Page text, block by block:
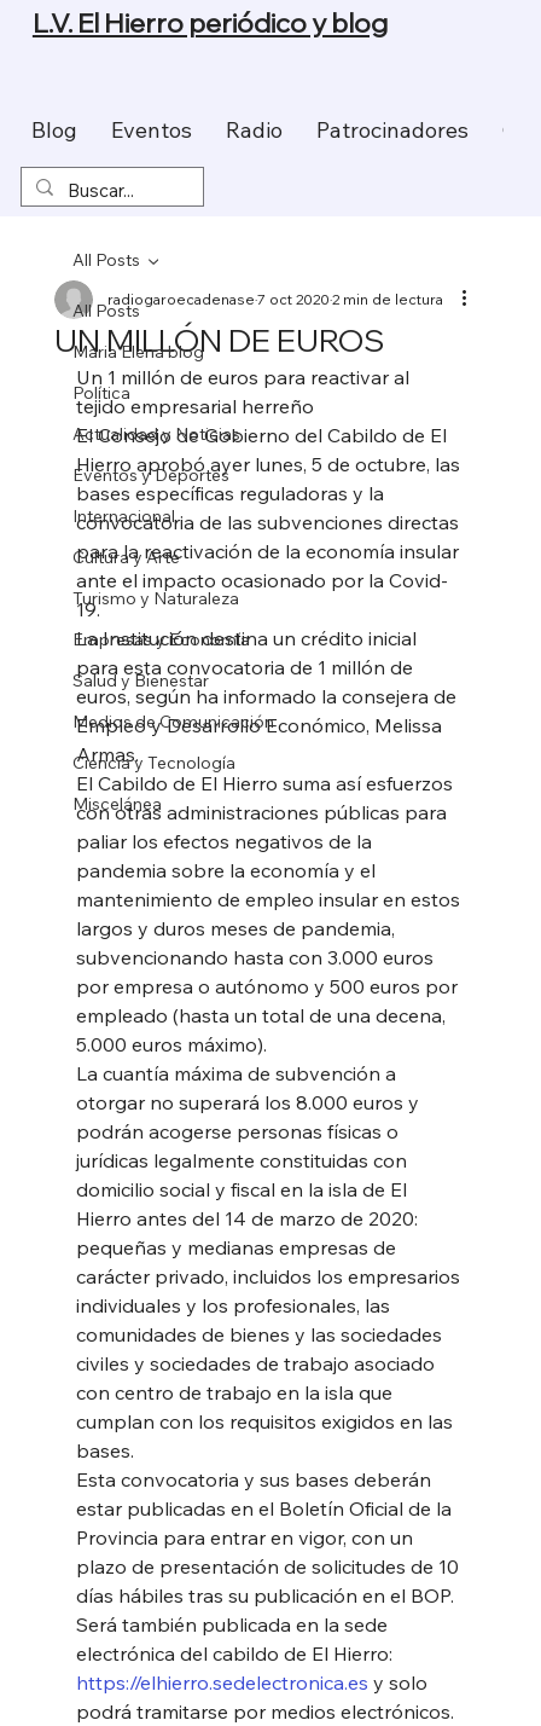
Blog Eventos Radio Patrocinadores
L.V. El Hierro periódico y blog
All Posts
Maria Elena blog
Política
Actualidad y Noticias
Eventos y Deportes
Internacional
Cultura y Arte
Turismo y Naturaleza
Empresas y Economía
Salud y Bienestar
Medios de Comunicación
Ciencia y Tecnología
Miscelánea
All Posts
UN MILLÓN DE EUROS
radiogaroecadenase7 oct 20202 min de lectura
Un 1 millón de euros para reactivar al
tejido empresarial herreño
El Consejo de Gobierno del Cabildo de El
Hierro aprobó ayer lunes, 5 de octubre, las
bases específicas reguladoras y la
convocatoria de las subvenciones directas
para la reactivación de la economía insular
ante el impacto ocasionado por la Covid-
19.
La Institución destina un crédito inicial
para esta convocatoria de 1 millón de
euros, según ha informado la consejera de
Empleo y Desarrollo Económico, Melissa
Armas.
El Cabildo de El Hierro suma así esfuerzos
con otras administraciones públicas para
paliar los efectos negativos de la
pandemia sobre la economía y el
mantenimiento de empleo insular en estos
largos y duros meses de pandemia,
subvencionando hasta con 3.000 euros
por empresa o autónomo y 500 euros por
empleado (hasta un total de una decena,
5.000 euros máximo).
La cuantía máxima de subvención a
otorgar no superará los 8.000 euros y
podrán acogerse personas físicas o
jurídicas legalmente constituidas con
domicilio social y fiscal en la isla de El
Hierro antes del 14 de marzo de 2020:
pequeñas y medianas empresas de
carácter privado, incluidos los empresarios
individuales y los profesionales, las
comunidades de bienes y las sociedades
civiles y sociedades de trabajo asociado
con centro de trabajo en la isla que
cumplan con los requisitos exigidos en las
bases.
Esta convocatoria y sus bases deberán
estar publicadas en el Boletín Oficial de la
Provincia para entrar en vigor, con un
plazo de presentación de solicitudes de 10
días hábiles tras su publicación en el BOP.
Será también publicada en la sede
electrónica del cabildo de El Hierro:
https://elhierro.sedelectronica.es y solo
podrá tramitarse por medios electrónicos.